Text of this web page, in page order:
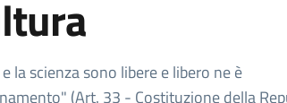
e la scienza sono libere e libero ne è
(Art. 33 - Costituzione della